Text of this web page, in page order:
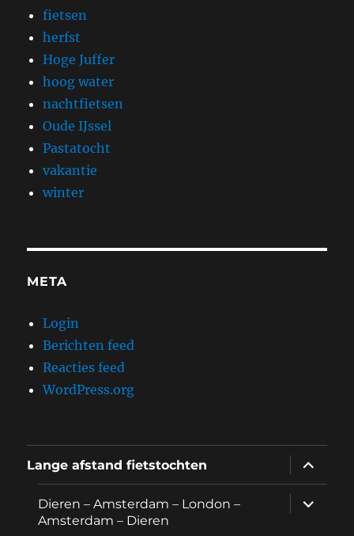
fietsen
herfst
Hoge Juffer
hoog water
nachtfietsen
Oude IJssel
Pastatocht
vakantie
winter
META
Login
Berichten feed
Reacties feed
WordPress.org
Lange afstand fietstochten
Dieren – Amsterdam – London –
Amsterdam – Dieren